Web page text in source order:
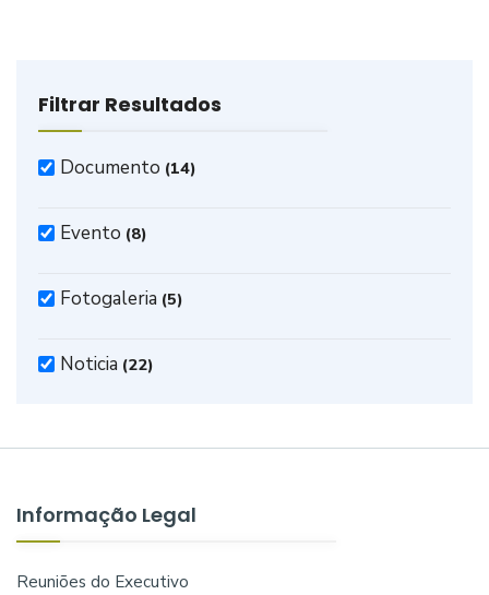
Filtrar Resultados
Documento (14)
Evento (8)
Fotogaleria (5)
Noticia (22)
Informação Legal
Reuniões do Executivo